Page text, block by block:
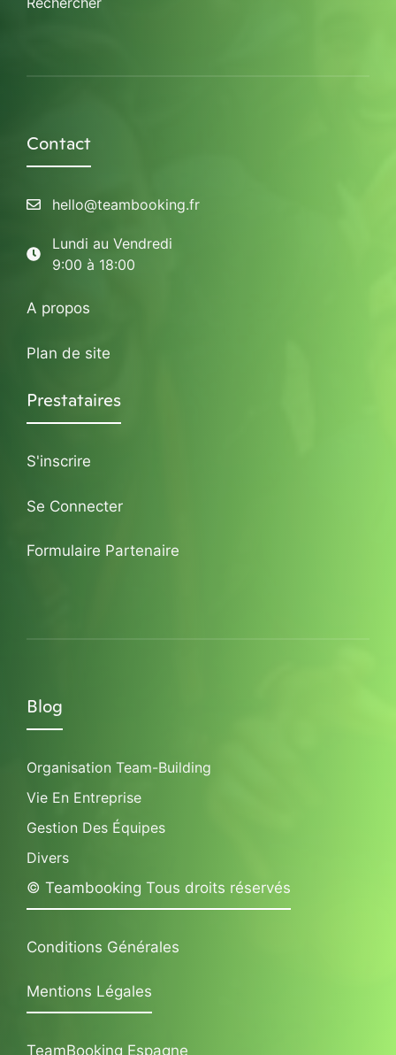
Contact
hello@teambooking.fr
Lundi au Vendredi
9:00 à 18:00
A propos
Plan de site
Prestataires
S'inscrire
Se Connecter
Formulaire Partenaire
Blog
Organisation Team-Building
Vie En Entreprise
Gestion Des Équipes
Divers
© Teambooking Tous droits réservés
Conditions Générales
Mentions Légales
TeamBooking Espagne